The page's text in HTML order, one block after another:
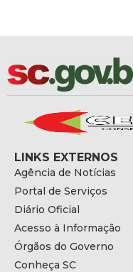
LINKS EXTERNOS
Agência de Notícias
Portal de Serviços
Diário Oficial
Acesso à Informação
Órgãos do Governo
Conheça SC